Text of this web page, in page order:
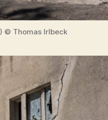
© Thomas Irlbeck